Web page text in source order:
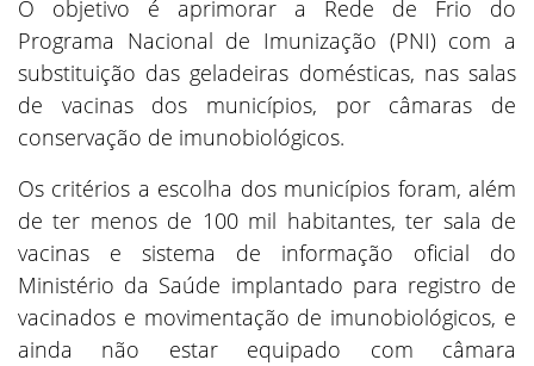
O objetivo é aprimorar a Rede de Frio do
Programa Nacional de Imunização (PNI) com a
substituição das geladeiras domésticas, nas salas
de vacinas dos municípios, por câmaras de
conservação de imunobiológicos.
Os critérios a escolha dos municípios foram, além
de ter menos de 100 mil habitantes, ter sala de
vacinas e sistema de informação oficial do
Ministério da Saúde implantado para registro de
vacinados e movimentação de imunobiológicos, e
ainda não estar equipado com câmara